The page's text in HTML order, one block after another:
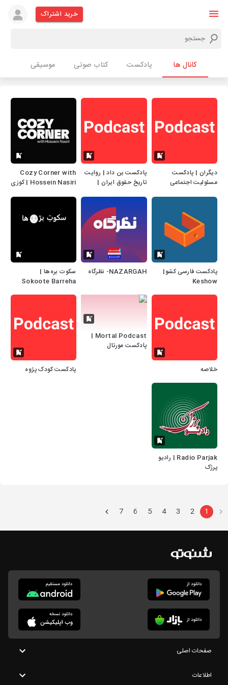
خرید اشتراک
کانال ها پادکست کتاب صوتی موسیقی
دیگران | پادکست
مسئولیت اجتماعی
پادکست بن داد | روایت
تاریخ حقوق ایران |
Cozy Corner with
Hossein Nasiri | کوزی
پادکست فارسی کشو|
Keshow
NAZARGAH- نظرگاه
سکوت بره‌ها |
Sokoote Barreha
خلاصه
Mortal Podcast |
پادکست مورتال
پادکست کودک پژوه
Radio Parjak | رادیو
پرژک
1
2
3
4
5
6
7
صفحات اصلی
اطلاعات